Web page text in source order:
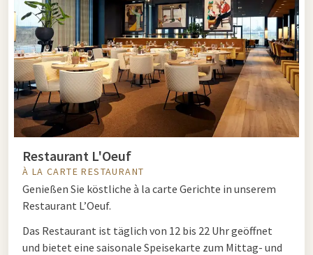
Restaurant L'Oeuf
À LA CARTE RESTAURANT
Genießen Sie köstliche à la carte Gerichte in unserem
Restaurant L’Oeuf.
Das Restaurant ist täglich von 12 bis 22 Uhr geöffnet
und bietet eine saisonale Speisekarte zum Mittag- und